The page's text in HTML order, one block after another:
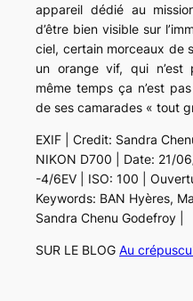
appareil dédié au
d’être bien visible sur
ciel, certain morceaux de
un orange vif, qui
même temps ça n’est
de ses camarades « tout
EXIF | Credit: Sandra
NIKON D700 | Date: 21/
-4/6EV | ISO: 100 |
Keywords: BAN Hyères,
Sandra Chenu Godefroy |
SUR LE BLOG Au